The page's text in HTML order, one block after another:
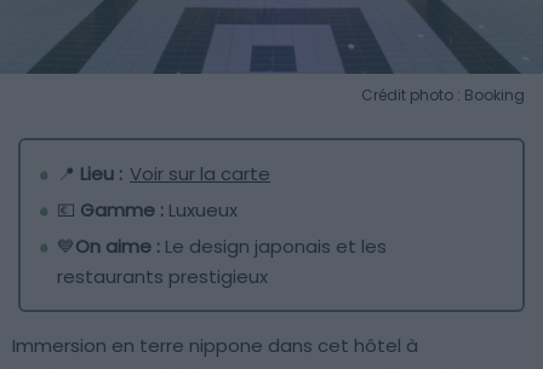
Crédit photo : Booking
📍 Lieu : Voir sur la carte
💶 Gamme : Luxueux
💙On aime : Le design japonais et les
restaurants prestigieux
Immersion en terre nippone dans cet hôtel à